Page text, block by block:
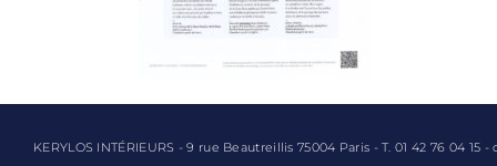
KERYLOS INTÉRIEURS - 9 rue Beautreillis 75004 Paris - T. 01 42 76 04 15